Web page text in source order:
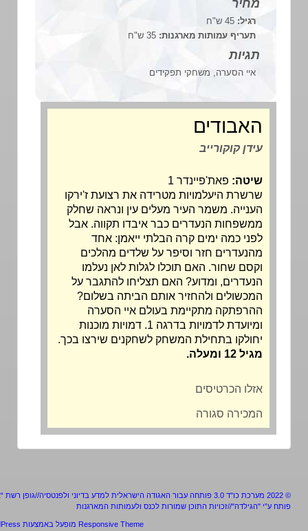
תעריף עמותות מארגנות:35 ש"ח
איי הסערה, משחקי תפקידים
האבודים
עידן קוקורייב
פאת'פיינדר 1
שרשרת היעלמויות מטרידה את רצועת ז'ירקו
הענייה. משמר העיר מעלים עין ונראה שחלק
ממשפחות הנעדרים כבר איבדו תקווה. אבל
לפני כמה ימים קרה הבלתי ייאמן: אחד
מהנעדרים חזר וסיפר על שלדים מהלכים
וקסם שחור. האם תוכלו לגלות לאן נעלמו
הנעדרים, ומדוע? האם תצליחו להתגבר על
המכשולים ולהחזיר אותם הביתה בשלום?
ההרפתקה מתקיימת בעולם איי הסערה
ומיועדת לדמויות בדרגה 1. דמויות מוכנות
יחולקו בתחילת המשחק לשחקנים שירצו בכך.
אזלו הכרטיסים
המכירה סגורה
מערכת כו"ד 3.0 פותחה עבור האגודה הישראלית למדע בדיוני ולפנטסיה//גופן רשת “אלף”
"הגילדה"//זכויות התוכן שמורות לכנס ולעמותות המארגנות
Responsive Themeמופעל באמצעות WordPress